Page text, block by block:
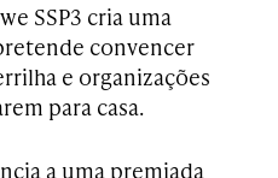
SSP3 cria uma
convencer
e organizações
para casa.
a uma premiada